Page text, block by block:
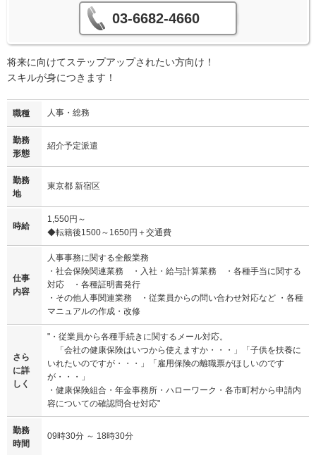
03-6682-4660
将来に向けてステップアップされたい方向け！
スキルが身につきます！
職種 人事・総務
勤務
形態
紹介予定派遣
勤務
地
東京都 新宿区
時給
1,550円～
◆転籍後1500～1650円＋交通費
仕事
内容
人事事務に関する全般業務
・社会保険関連業務 ・入社・給与計算業務 ・各種手当に関する
対応 ・各種証明書発行
・その他人事関連業務 ・従業員からの問い合わせ対応など ・各種
マニュアルの作成・改修
さら
に詳
しく
"・従業員から各種手続きに関するメール対応。
「会社の健康保険はいつから使えますか・・・」「子供を扶養に
いれたいのですが・・・」「雇用保険の離職票がほしいのです
が・・・」
・健康保険組合・年金事務所・ハローワーク・各市町村から申請内
容についての確認問合せ対応"
勤務
時間
09時30分 ～ 18時30分